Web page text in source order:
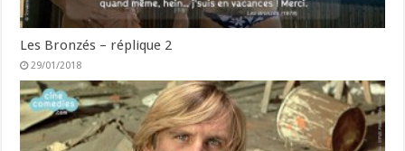
Les Bronzés – réplique 2
29/01/2018